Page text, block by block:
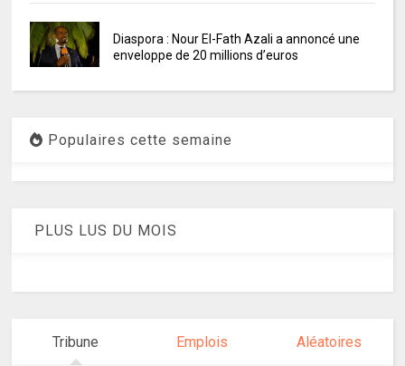
Diaspora : Nour El-Fath Azali a annoncé une
enveloppe de 20 millions d’euros
Populaires cette semaine
PLUS LUS DU MOIS
Tribune Emplois Aléatoires